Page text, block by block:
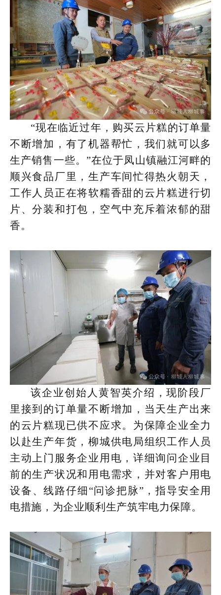
“现在临近过年，购买云片糕的订单量
不断增加，有了机器帮忙，我们就可以多
生产销售一些。”在位于凤山镇融江河畔的
顺兴食品厂里，生产车间忙得热火朝天，
工作人员正在将软糯香甜的云片糕进行切
片、分装和打包，空气中充斥着浓郁的甜
香。
该企业创始人黄智英介绍，现阶段厂
里接到的订单量不断增加，当天生产出来
的云片糕现已供不应求。为保障企业全力
以赴生产年货，柳城供电局组织工作人员
主动上门服务企业用电，详细询问企业目
前的生产状况和用电需求，并对客户用电
设备、线路仔细“问诊把脉”，指导安全用
电措施，为企业顺利生产筑牢电力保障。